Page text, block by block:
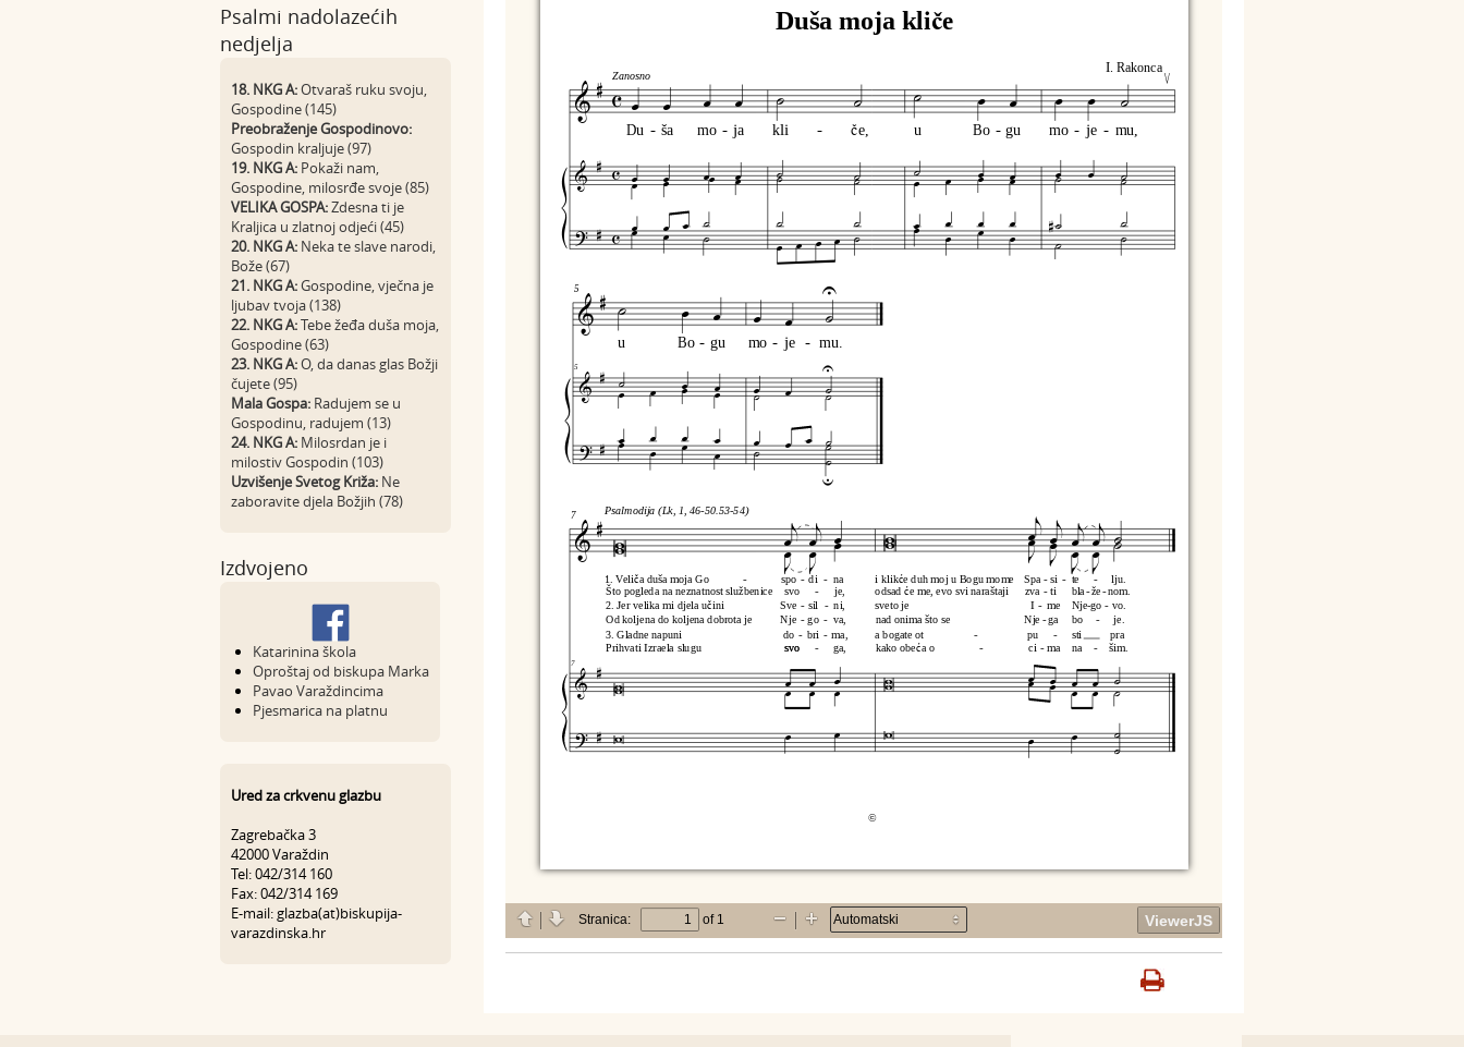
Psalmi nadolazećih
nedjelja
18. NKG A:Otvaraš ruku svoju,
Gospodine (145)
Preobraženje Gospodinovo:
Gospodin kraljuje (97)
19. NKG A: Pokaži nam,
Gospodine, milosrđe svoje (85)
VELIKA GOSPA:Zdesna ti je
Kraljica u zlatnoj odjeći (45)
20. NKG A: Neka te slave narodi,
Bože (67)
21. NKG A:Gospodine, vječna je
ljubav tvoja (138)
22. NKG A:Tebe žeđa duša moja,
Gospodine (63)
23. NKG A:O, da danas glas Božji
čujete (95)
Mala Gospa: Radujem se u
Gospodinu, radujem (13)
24. NKG A: Milosrdan je i
milostiv Gospodin (103)
Uzvišenje Svetog Križa: Ne
zaboravite djela Božjih (78)
Izdvojeno
Katarinina škola
Oproštaj od biskupa Marka
Pavao Varaždincima
Pjesmarica na platnu
Ured za crkvenu glazbu
Zagrebačka 3
42000 Varaždin
Tel: 042/314 160
Fax: 042/314 169
E-mail: glazba(at)biskupija-
varazdinska.hr